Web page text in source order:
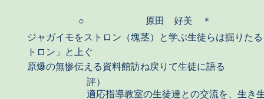
○
原田 好美 ＊
ジャガイモをストロン（塊茎）と学ぶ生徒らは掘りた
トロン」と上ぐ
原爆の無惨伝える資料館訪ね戻りて生徒に語る
評）
適応指導教室の生徒達との交流を、生き